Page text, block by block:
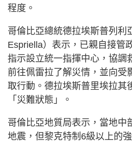
程度。
哥倫比亞總統德拉埃斯普列利
Espriella）表示，已親自接管
指示設立統一指揮中心，協調
前往佩雷拉了解災情，並向受
取行動。德拉埃斯普里埃拉其
「災難狀態」。
哥倫比亞地質局表示，當地中
地震，但黎克特制6級以上的